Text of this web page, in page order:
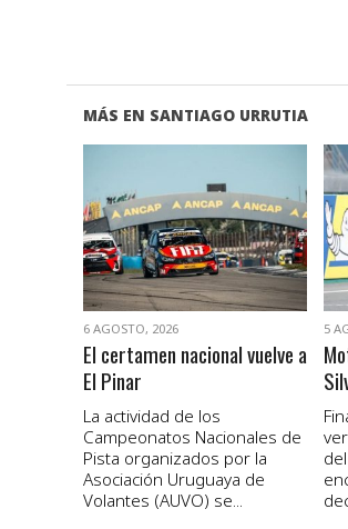
MÁS EN SANTIAGO URRUTIA
VER NOTA
6 AGOSTO, 2026
El certamen nacional vuelve a
El Pinar
La actividad de los
Campeonatos Nacionales de
Pista organizados por la
Asociación Uruguaya de
Volantes (AUVO) se...
5